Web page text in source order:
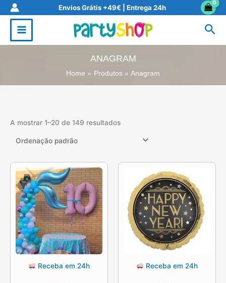
Skip
content
Envios Grátis +49€ | Entrega 24h
ANAGRAM
Home Produtos Anagram
A mostrar 1–20 de 149 resultados
Receba em 24h Receba em 24h